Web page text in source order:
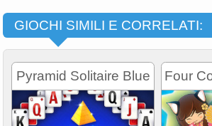
GIOCHI SIMILI E CORRELATI:
Pyramid Solitaire Blue